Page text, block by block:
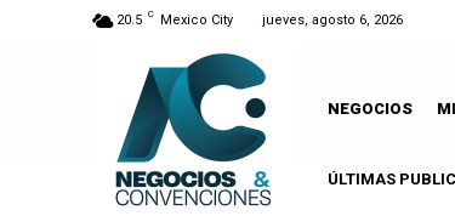
20.5 C Mexico City jueves, agosto 6, 2026
NEGOCIOS
ÚLTIMAS